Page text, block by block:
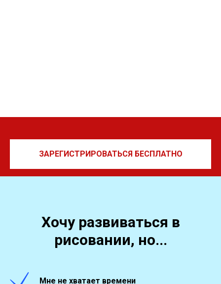
ЗАРЕГИСТРИРОВАТЬСЯ БЕСПЛАТНО
Хочу развиваться в
рисовании, но...
Мне не хватает времени